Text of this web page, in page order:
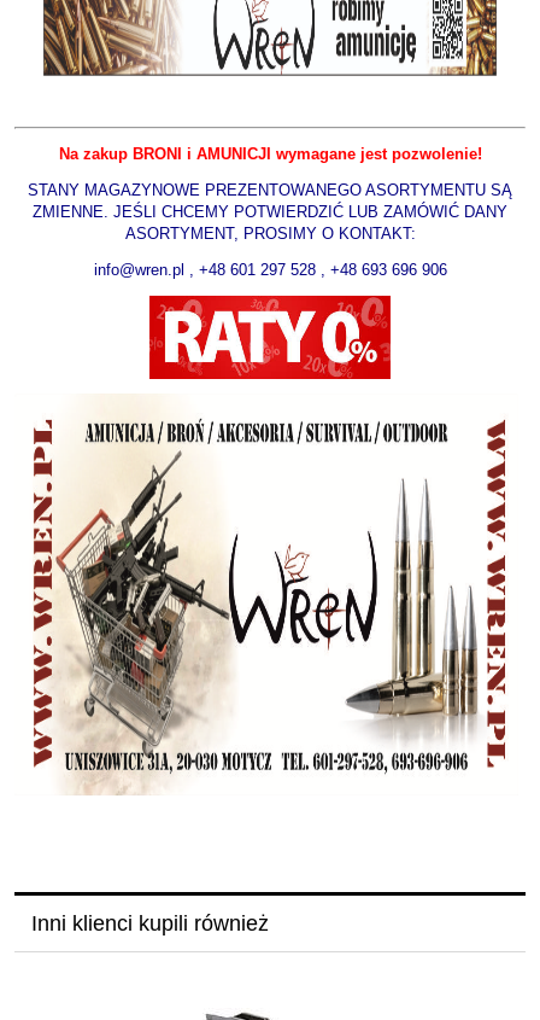
Na zakup BRONI i AMUNICJI wymagane jest pozwolenie!
STANY MAGAZYNOWE PREZENTOWANEGO ASORTYMENTU SĄ
ZMIENNE. JEŚLI CHCEMY POTWIERDZIĆ LUB ZAMÓWIĆ DANY
ASORTYMENT, PROSIMY O KONTAKT:
info@wren.pl , +48 601 297 528 , +48 693 696 906
Inni klienci kupili również